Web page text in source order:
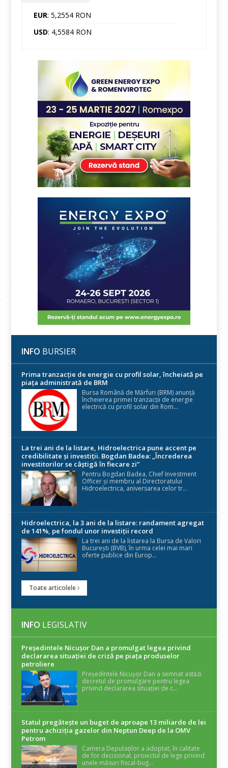
EUR: 5,2554 RON
USD: 4,5584 RON
INFO BURSIER
Prima tranzacție de energie cu profil solar, încheiată pe
piața administrată de BRM
Bursa Română de Mărfuri (BRM) anunță
încheierea primei tranzacții de energie
electrică cu profil solar din Rom...
La trei ani de la listare, Hidroelectrica pune accent pe
credibilitate și investiții. Bogdan Badea: „Încrederea
investitorilor se câștigă în fiecare zi”
Pentru Bogdan Badea, Chief Investment
Officer și membru al Directoratului
Hidroelectrica, aniversarea celor tr...
Hidroelectrica, la 3 ani de la listare: randament agregat
de 141%, pe fondul unor investiții record
La trei ani de la listarea la Bursa de Valori
București (BVB), în urma celei mai mari
oferte publice din Europ...
Toate articolele
INFO LEGISLATIV
Președintele Nicuşor Dan a promulgat legea privind
declararea situaţiei de criză pe piaţa produselor
petroliere
Președintele Nicușor Dan a semnat astăzi
decretul de promulgare pentru legea
privind declararea situației de c...
Statul pregătește un buget de aproape 13 miliarde de lei
pentru achiziția gazelor din Neptun Deep de la OMV
Petrom
Camera Deputaților a adoptat, în calitate
de for decizional, proiectul de lege privind
unele măsuri fiscal-bug...